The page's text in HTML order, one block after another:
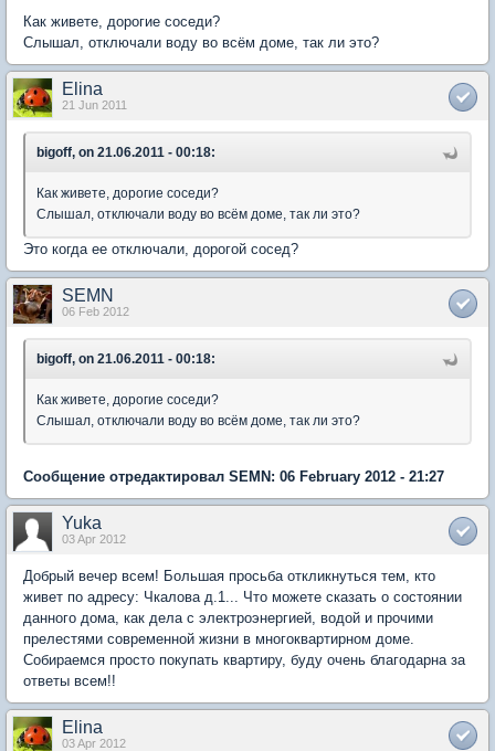
Как живете, дорогие соседи?
Слышал, отключали воду во всём доме, так ли это?
Elina
21 Jun 2011
bigoff, on 21.06.2011 - 00:18:
Как живете, дорогие соседи?
Слышал, отключали воду во всём доме, так ли это?
Это когда ее отключали, дорогой сосед?
SEMN
06 Feb 2012
bigoff, on 21.06.2011 - 00:18:
Как живете, дорогие соседи?
Слышал, отключали воду во всём доме, так ли это?
Сообщение отредактировал SEMN: 06 February 2012 - 21:27
Yuka
03 Apr 2012
Добрый вечер всем! Большая просьба откликнуться тем, кто
живет по адресу: Чкалова д.1... Что можете сказать о состоянии
данного дома, как дела с электроэнергией, водой и прочими
прелестями современной жизни в многоквартирном доме.
Собираемся просто покупать квартиру, буду очень благодарна за
ответы всем!!
Elina
03 Apr 2012